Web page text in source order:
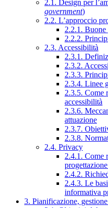
2.1. Design per
government)
2.2. L’approccio
2.2.1. Buone
2.2.2.
2.3. Accessibilità
2.3.1.
2.3.2.
2.3.3.
2.3.4. Linee
2.3.5. Come
accessibilità
2.3.6.
attuazione
2.3.7.
2.3.8.
2.4. Privacy
2.4.1. Come
2.4.2.
2.4.3. Le
informativa
3. Pianificazione,